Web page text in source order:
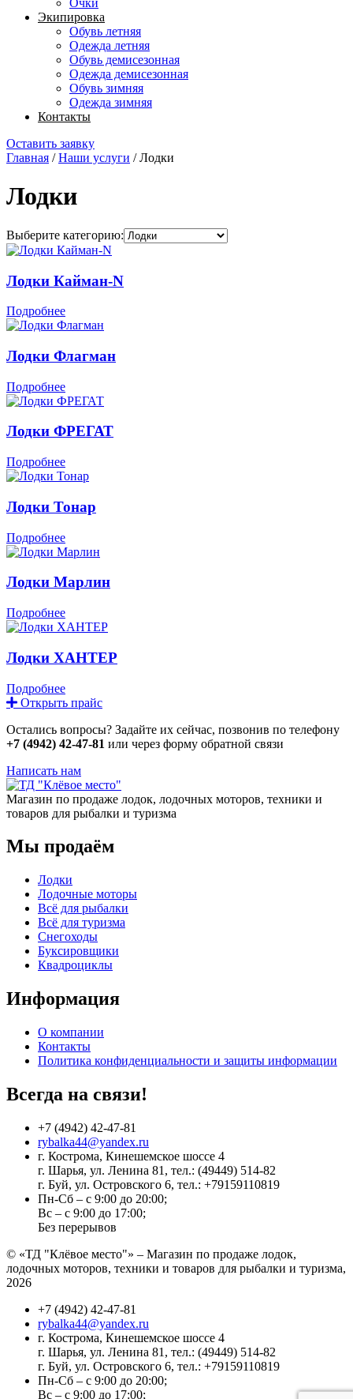
Очки
Экипировка
Обувь летняя
Одежда летняя
Обувь демисезонная
Одежда демисезонная
Обувь зимняя
Одежда зимняя
Контакты
Оставить заявку
Главная /Наши услуги /Лодки
Лодки
Выберите категорию:
Лодки Кайман-N
Подробнее
Лодки Флагман
Подробнее
Лодки ФРЕГАТ
Подробнее
Лодки Тонар
Подробнее
Лодки Марлин
Подробнее
Лодки ХАНТЕР
Подробнее
Открыть прайс
Остались вопросы? Задайте их сейчас, позвонив по телефону
+7 (4942) 42-47-81 или через форму обратной связи
Написать нам
Магазин по продаже лодок, лодочных моторов, техники и
товаров для рыбалки и туризма
Мы продаём
Лодки
Лодочные моторы
Всё для рыбалки
Всё для туризма
Снегоходы
Буксировщики
Квадроциклы
Информация
О компании
Контакты
Политика конфиденциальности и защиты информации
Всегда на связи!
+7 (4942) 42-47-81
rybalka44@yandex.ru
г. Кострома, Кинешемское шоссе 4
г. Шарья, ул. Ленина 81, тел.: (49449) 514-82
г. Буй, ул. Островского 6, тел.: +79159110819
Пн-Сб – с 9:00 до 20:00;
Вс – с 9:00 до 17:00;
Без перерывов
© «ТД "Клёвое место"» – Магазин по продаже лодок,
лодочных моторов, техники и товаров для рыбалки и туризма,
2026
+7 (4942) 42-47-81
rybalka44@yandex.ru
г. Кострома, Кинешемское шоссе 4
г. Шарья, ул. Ленина 81, тел.: (49449) 514-82
г. Буй, ул. Островского 6, тел.: +79159110819
Пн-Сб – с 9:00 до 20:00;
Вс – с 9:00 до 17:00;